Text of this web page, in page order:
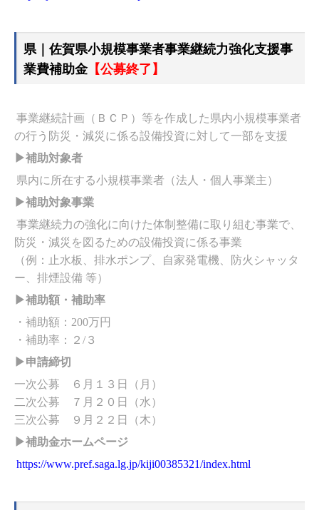
県｜佐賀県小規模事業者事業継続力強化支援事
業費補助金【公募終了】
事業継続計画（ＢＣＰ）等を作成した県内小規模事業者
の行う防災・減災に係る設備投資に対して一部を支援
▶補助対象者
県内に所在する小規模事業者（法人・個人事業主）
▶補助対象事業
事業継続力の強化に向けた体制整備に取り組む事業で、
防災・減災を図るための設備投資に係る事業
（例：止水板、排水ポンプ、自家発電機、防火シャッタ
ー、排煙設備 等）
▶補助額・補助率
・補助額：200万円
・補助率：２/３
▶申請締切
一次公募 ６月１３日（月）
二次公募 ７月２０日（水）
三次公募 ９月２２日（木）
▶補助金ホームページ
https://www.pref.saga.lg.jp/kiji00385321/index.html